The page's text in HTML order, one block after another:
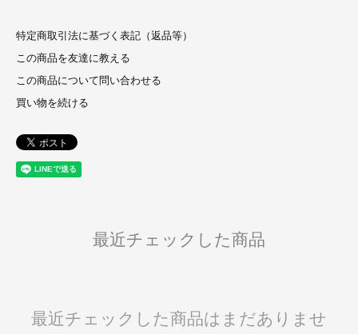
特定商取引法に基づく表記（返品等）
この商品を友達に教える
この商品について問い合わせる
買い物を続ける
最近チェックした商品
最近チェックした商品はまだありませ